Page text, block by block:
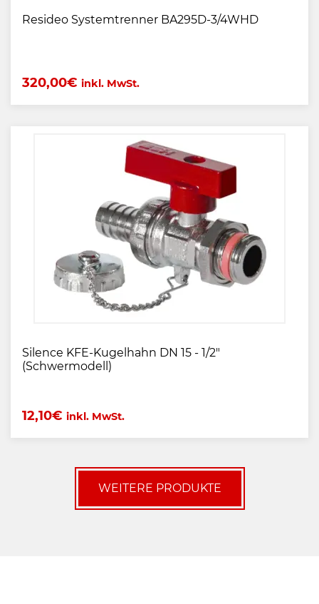
Resideo Systemtrenner BA295D-3/4WHD
320,00€ inkl. MwSt.
Silence KFE-Kugelhahn DN 15 - 1/2"
(Schwermodell)
12,10€ inkl. MwSt.
WEITERE PRODUKTE